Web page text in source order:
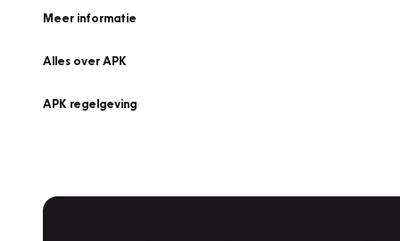
Meer informatie
Alles over APK
APK regelgeving